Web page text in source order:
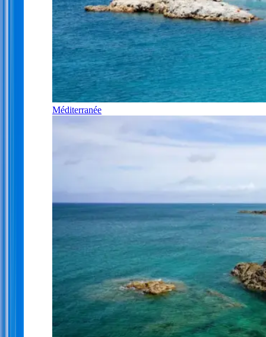
Méditerranée